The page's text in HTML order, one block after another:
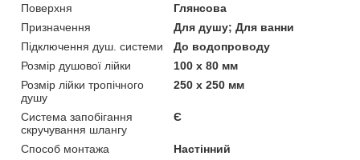
Поверхня
Глянсова
Призначення
Для душу; Для ванни
Підключення душ. системи
До водопроводу
Розмір душової лійки
100 х 80 мм
Розмір лійки тропічного
душу
250 х 250 мм
Система запобігання
скручування шлангу
Є
Способ монтажа
Настінний